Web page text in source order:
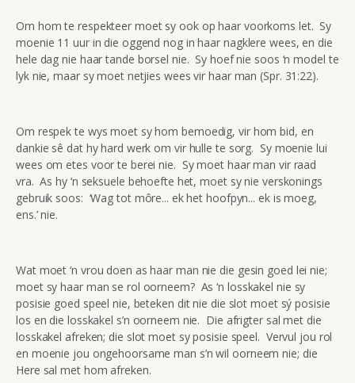
Om hom te respekteer moet sy ook op haar voorkoms let. Sy
moenie 11 uur in die oggend nog in haar nagklere wees, en die
hele dag nie haar tande borsel nie. Sy hoef nie soos ‘n model te
lyk nie, maar sy moet netjies wees vir haar man (Spr. 31:22).
Om respek te wys moet sy hom bemoedig, vir hom bid, en
dankie sê dat hy hard werk om vir hulle te sorg. Sy moenie lui
wees om etes voor te berei nie. Sy moet haar man vir raad
vra. As hy ‘n seksuele behoefte het, moet sy nie verskonings
gebruik soos: ‘Wag tot môre... ek het hoofpyn... ek is moeg,
ens.’ nie.
Wat moet ‘n vrou doen as haar man nie die gesin goed lei nie;
moet sy haar man se rol oorneem? As ‘n losskakel nie sy
posisie goed speel nie, beteken dit nie die slot moet sý posisie
los en die losskakel s’n oorneem nie. Die afrigter sal met die
losskakel afreken; die slot moet sy posisie speel. Vervul jou rol
en moenie jou ongehoorsame man s’n wil oorneem nie; die
Here sal met hom afreken.